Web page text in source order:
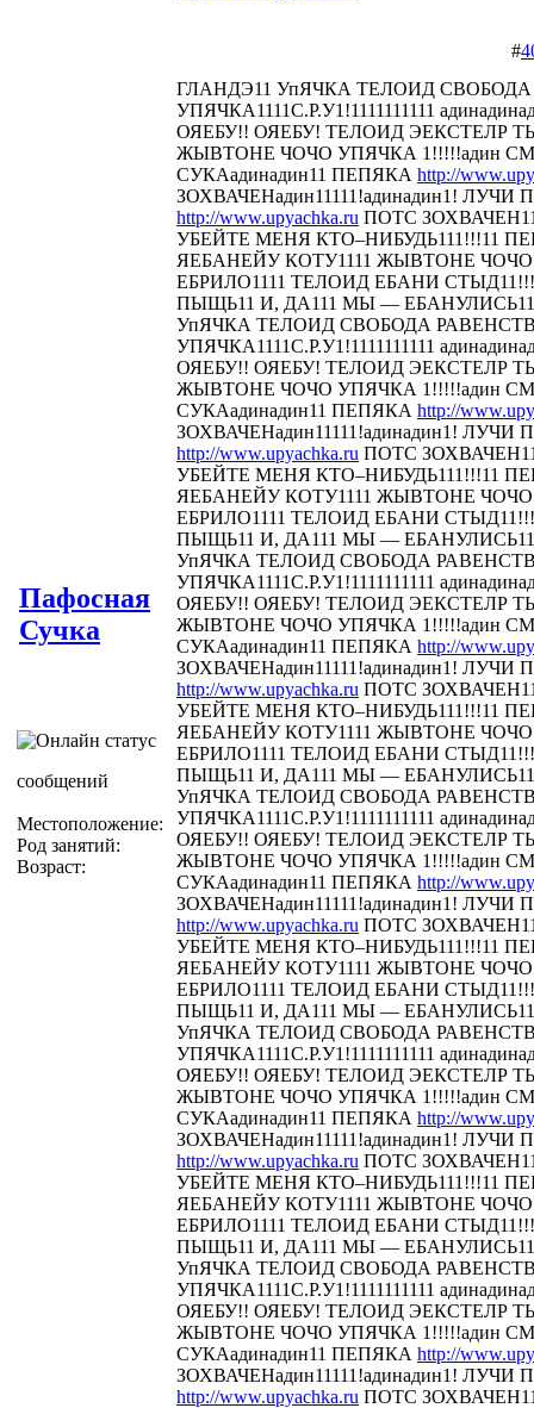
Пафосная
Сучка
сообщений
Местоположение:
Род занятий:
Возраст:
#
ГЛАНДЭ11 УпЯЧКА ТЕЛОИД
УПЯЧКА1111С.Р.У1!1111111111
ОЯЕБУ!! ОЯЕБУ! ТЕЛОИД ЭЕКСТЕЛР
ЖЫВТОНЕ ЧОЧО УПЯЧКА 1!!!!!адин
СУКАадинадин11 ПЕПЯКА http://
ЗОХВАЧЕНадин11111!адинадин1! ЛУЧИ
http://www.upyachka.ru ПОТС
УБЕЙТЕ МЕНЯ КТО–НИБУДЬ111!!!11
ЯЕБАНЕЙУ КОТУ1111 ЖЫВТОНЕ ЧОЧО
ЕБРИЛО1111 ТЕЛОИД ЕБАНИ СТЫД11!!!
ПЫЩЬ11 И, ДА111 МЫ —
УпЯЧКА ТЕЛОИД СВОБОДА
УПЯЧКА1111С.Р.У1!1111111111
ОЯЕБУ!! ОЯЕБУ! ТЕЛОИД ЭЕКСТЕЛР
ЖЫВТОНЕ ЧОЧО УПЯЧКА 1!!!!!адин
СУКАадинадин11 ПЕПЯКА http://
ЗОХВАЧЕНадин11111!адинадин1! ЛУЧИ
http://www.upyachka.ru ПОТС
УБЕЙТЕ МЕНЯ КТО–НИБУДЬ111!!!11
ЯЕБАНЕЙУ КОТУ1111 ЖЫВТОНЕ ЧОЧО
ЕБРИЛО1111 ТЕЛОИД ЕБАНИ СТЫД11!!!
ПЫЩЬ11 И, ДА111 МЫ —
УпЯЧКА ТЕЛОИД СВОБОДА
УПЯЧКА1111С.Р.У1!1111111111
ОЯЕБУ!! ОЯЕБУ! ТЕЛОИД ЭЕКСТЕЛР
ЖЫВТОНЕ ЧОЧО УПЯЧКА 1!!!!!адин
СУКАадинадин11 ПЕПЯКА http://
ЗОХВАЧЕНадин11111!адинадин1! ЛУЧИ
http://www.upyachka.ru ПОТС
УБЕЙТЕ МЕНЯ КТО–НИБУДЬ111!!!11
ЯЕБАНЕЙУ КОТУ1111 ЖЫВТОНЕ ЧОЧО
ЕБРИЛО1111 ТЕЛОИД ЕБАНИ СТЫД11!!!
ПЫЩЬ11 И, ДА111 МЫ —
УпЯЧКА ТЕЛОИД СВОБОДА
УПЯЧКА1111С.Р.У1!1111111111
ОЯЕБУ!! ОЯЕБУ! ТЕЛОИД ЭЕКСТЕЛР
ЖЫВТОНЕ ЧОЧО УПЯЧКА 1!!!!!адин
СУКАадинадин11 ПЕПЯКА http://
ЗОХВАЧЕНадин11111!адинадин1! ЛУЧИ
http://www.upyachka.ru ПОТС
УБЕЙТЕ МЕНЯ КТО–НИБУДЬ111!!!11
ЯЕБАНЕЙУ КОТУ1111 ЖЫВТОНЕ ЧОЧО
ЕБРИЛО1111 ТЕЛОИД ЕБАНИ СТЫД11!!!
ПЫЩЬ11 И, ДА111 МЫ —
УпЯЧКА ТЕЛОИД СВОБОДА
УПЯЧКА1111С.Р.У1!1111111111
ОЯЕБУ!! ОЯЕБУ! ТЕЛОИД ЭЕКСТЕЛР
ЖЫВТОНЕ ЧОЧО УПЯЧКА 1!!!!!адин
СУКАадинадин11 ПЕПЯКА http://
ЗОХВАЧЕНадин11111!адинадин1! ЛУЧИ
http://www.upyachka.ru ПОТС
УБЕЙТЕ МЕНЯ КТО–НИБУДЬ111!!!11
ЯЕБАНЕЙУ КОТУ1111 ЖЫВТОНЕ ЧОЧО
ЕБРИЛО1111 ТЕЛОИД ЕБАНИ СТЫД11!!!
ПЫЩЬ11 И, ДА111 МЫ —
УпЯЧКА ТЕЛОИД СВОБОДА
УПЯЧКА1111С.Р.У1!1111111111
ОЯЕБУ!! ОЯЕБУ! ТЕЛОИД ЭЕКСТЕЛР
ЖЫВТОНЕ ЧОЧО УПЯЧКА 1!!!!!адин
СУКАадинадин11 ПЕПЯКА http://
ЗОХВАЧЕНадин11111!адинадин1! ЛУЧИ
http://www.upyachka.ru ПОТС